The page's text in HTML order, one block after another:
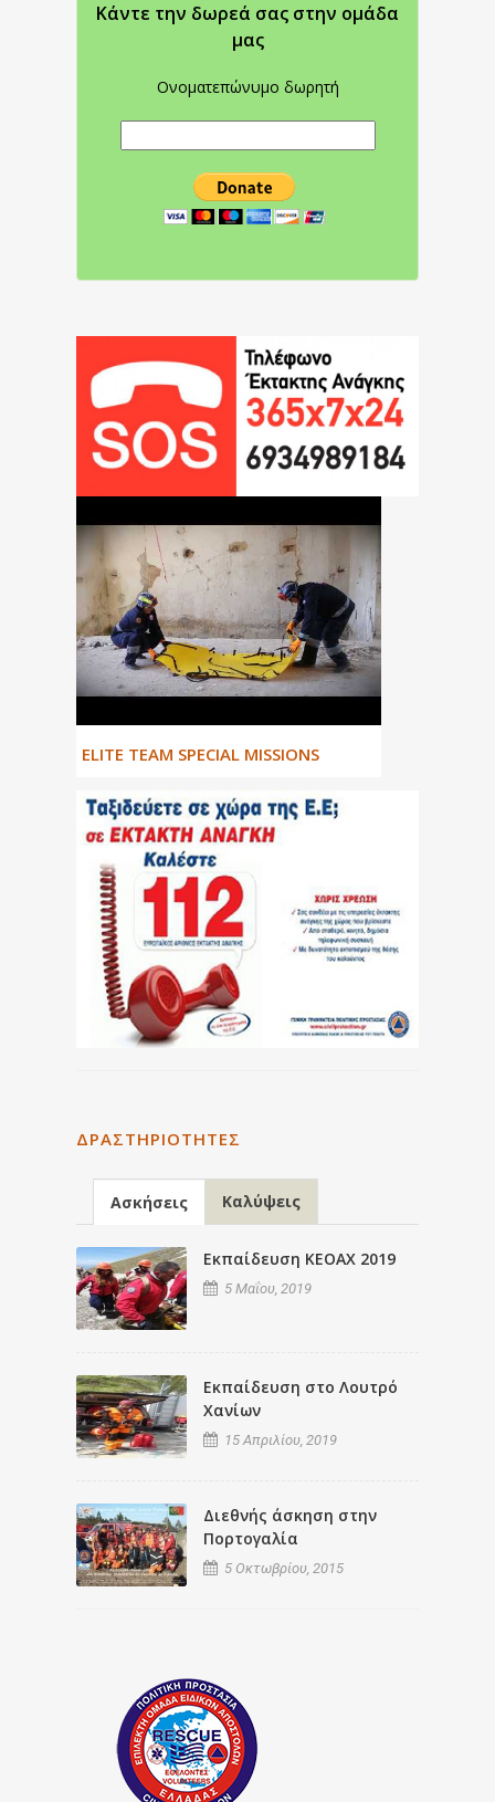
Κάντε την δωρεά σας στην oμάδα
μας
Ονοματεπώνυμο δωρητή
ΕLITE TEAM SPECIAL MISSIONS
ΔΡΑΣΤΗΡΙΌΤΗΤΕΣ
Ασκήσεις Καλύψεις
Εκπαίδευση ΚΕΟΑΧ 2019
5 Μαΐου, 2019
Εκπαίδευση στο Λουτρό
Χανίων
15 Απριλίου, 2019
Διεθνής άσκηση στην
Πορτογαλία
5 Οκτωβρίου, 2015